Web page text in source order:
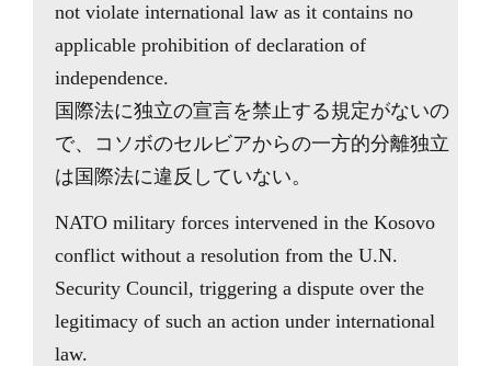
not violate international law as it contains no
applicable prohibition of declaration of
independence.
国際法に独立の宣言を禁止する規定がないの
で、コソボのセルビアからの一方的分離独立
は国際法に違反していない。
NATO military forces intervened in the Kosovo
conflict without a resolution from the U.N.
Security Council, triggering a dispute over the
legitimacy of such an action under international
law.